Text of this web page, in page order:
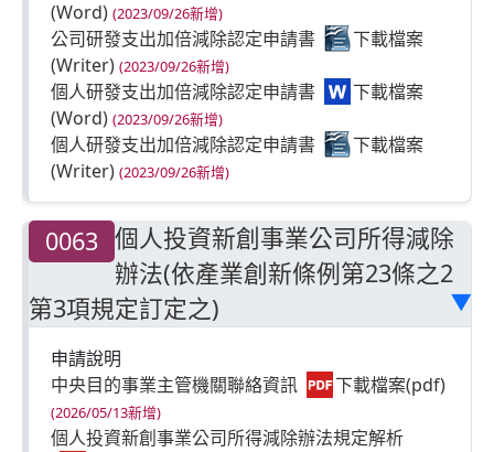
(2023/09/26新增)
公司研發支出加倍減除認定申請書
(2023/09/26新增)
個人研發支出加倍減除認定申請書
(2023/09/26新增)
個人研發支出加倍減除認定申請書
(2023/09/26新增)
0063 個人投資新創事業公司所得減除
辦法(依產業創新條例第23條之2
第3項規定訂定之)
▶
申請說明
中央目的事業主管機關聯絡資訊
(2026/05/13新增)
個人投資新創事業公司所得減除辦法規定解析